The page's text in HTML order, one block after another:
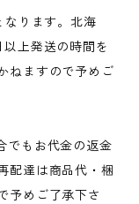
なります。北海
上発送の時間を
ねますので予めご
でもお代金の返金
配達は商品代・梱
予めご了承下さ